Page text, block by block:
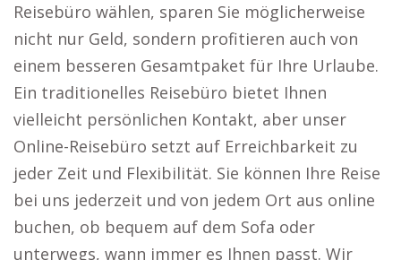
Reisebüro wählen, sparen Sie möglicherweise
nicht nur Geld, sondern profitieren auch von
einem besseren Gesamtpaket für Ihre Urlaube.
Ein traditionelles Reisebüro bietet Ihnen
vielleicht persönlichen Kontakt, aber unser
Online-Reisebüro setzt auf Erreichbarkeit zu
jeder Zeit und Flexibilität. Sie können Ihre Reise
bei uns jederzeit und von jedem Ort aus online
buchen, ob bequem auf dem Sofa oder
unterwegs, wann immer es Ihnen passt. Wir